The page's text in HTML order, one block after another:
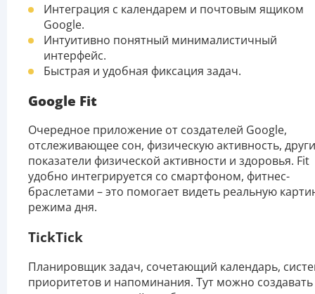
Интеграция с календарем и почтовым ящиком
Google.
Интуитивно понятный минималистичный
интерфейс.
Быстрая и удобная фиксация задач.
Google Fit
Очередное приложение от создателей Google,
отслеживающее сон, физическую активность,
показатели физической активности и здоровья. Fit
удобно интегрируется со смартфоном, фитнес-
браслетами – это помогает видеть реальную
режима дня.
TickTick
Планировщик задач, сочетающий календарь,
приоритетов и напоминания. Тут можно создавать